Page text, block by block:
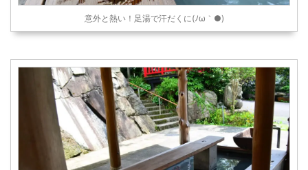
意外と熱い！足湯で汗だくに(ﾉω｀●)